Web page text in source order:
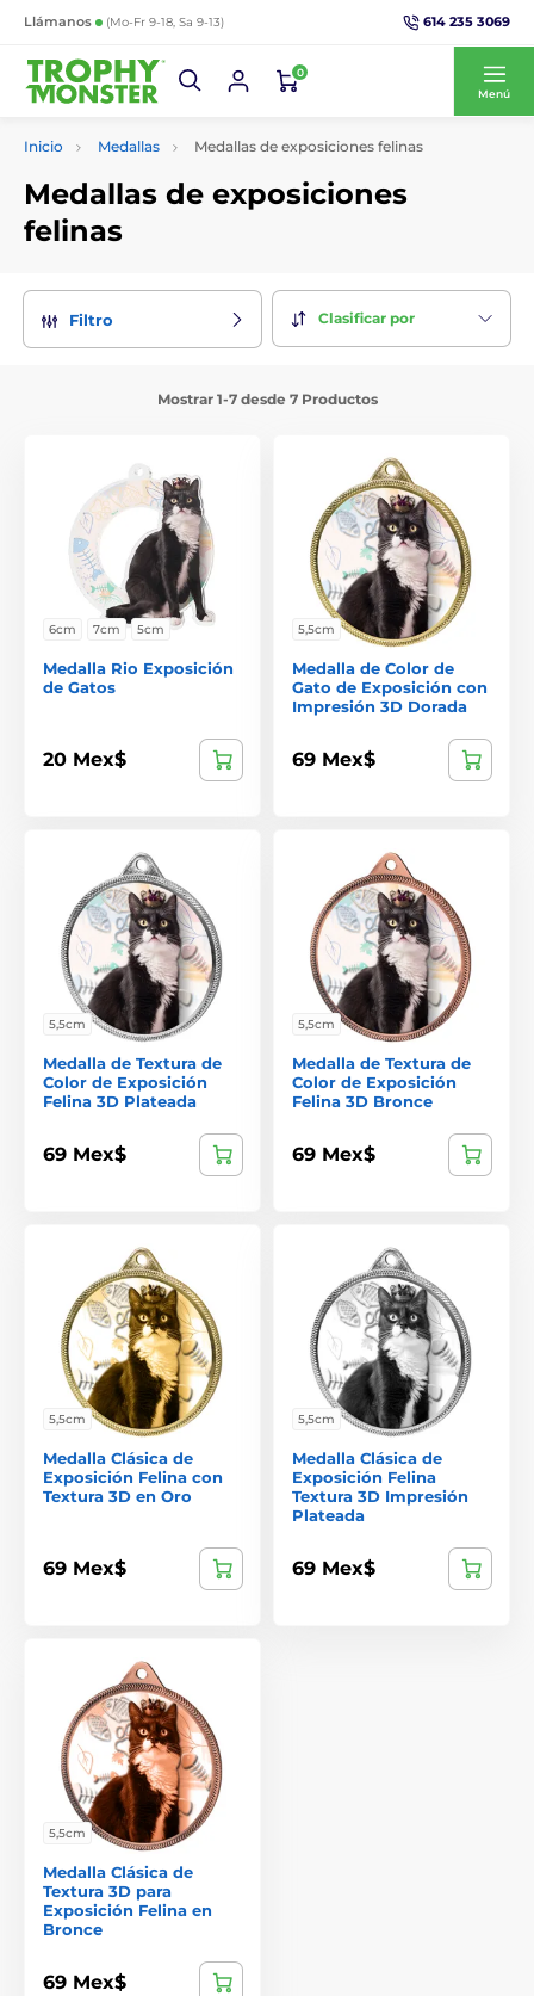
Llámanos (Mo-Fr 9-18, Sa 9-13) 614 235 3069
0
Menú
Inicio Medallas Medallas de exposiciones felinas
Medallas de exposiciones
felinas
Filtro Clasificar por
Mostrar 1-7 desde 7 Productos
6cm 7cm 5cm
Medalla Rio Exposición
de Gatos
20 Mex$
5,5cm
Medalla de Color de
Gato de Exposición con
Impresión 3D Dorada
69 Mex$
5,5cm
Medalla de Textura de
Color de Exposición
Felina 3D Plateada
69 Mex$
5,5cm
Medalla de Textura de
Color de Exposición
Felina 3D Bronce
69 Mex$
5,5cm
Medalla Clásica de
Exposición Felina con
Textura 3D en Oro
69 Mex$
5,5cm
Medalla Clásica de
Exposición Felina
Textura 3D Impresión
Plateada
69 Mex$
5,5cm
Medalla Clásica de
Textura 3D para
Exposición Felina en
Bronce
69 Mex$